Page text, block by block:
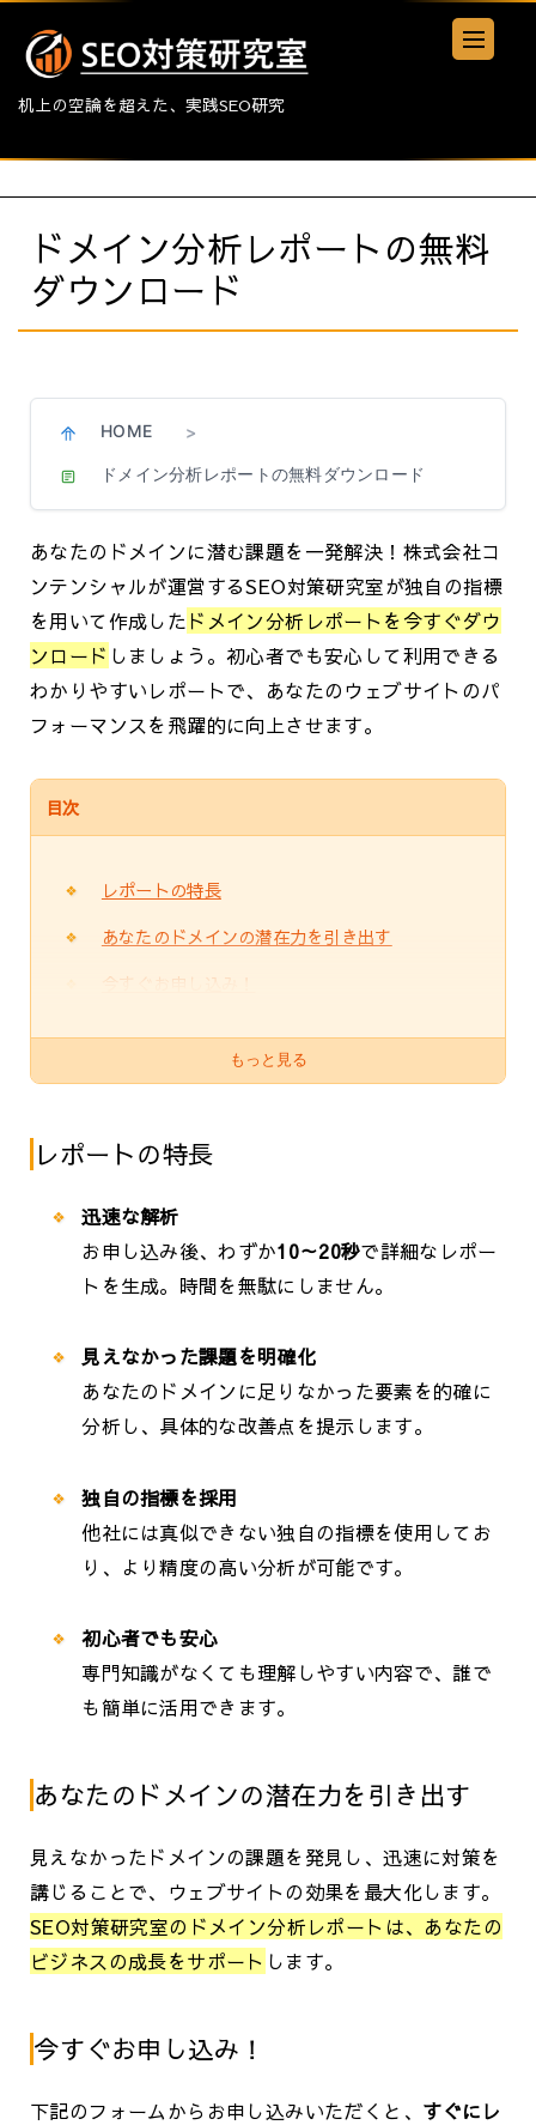
机上の空論を超えた、実践SEO研究
ドメイン分析レポートの無料
ダウンロード
HOME >
ドメイン分析レポートの無料ダウンロード
あなたのドメインに潜む課題を一発解決！株式会社コ
ンテンシャルが運営するSEO対策研究室が独自の指標
を用いて作成した ドメイン分析レポートを今すぐダウ
ンロード しましょう。初心者でも安心して利用できる
わかりやすいレポートで、あなたのウェブサイトのパ
フォーマンスを飛躍的に向上させます。
目次
レポートの特長
あなたのドメインの潜在力を引き出す
今すぐお申し込み！
もっと見る
レポートの特長
迅速な解析
お申し込み後、わずか10～20秒で詳細なレポー
トを生成。時間を無駄にしません。
見えなかった課題を明確化
あなたのドメインに足りなかった要素を的確に
分析し、具体的な改善点を提示します。
独自の指標を採用
他社には真似できない独自の指標を使用してお
り、より精度の高い分析が可能です。
初心者でも安心
専門知識がなくても理解しやすい内容で、誰で
も簡単に活用できます。
あなたのドメインの潜在力を引き出す
見えなかったドメインの課題を発見し、迅速に対策を
講じることで、ウェブサイトの効果を最大化します。
SEO対策研究室のドメイン分析レポートは、あなたの
ビジネスの成長をサポート します。
今すぐお申し込み！
下記のフォームからお申し込みいただくと、 すぐにレ